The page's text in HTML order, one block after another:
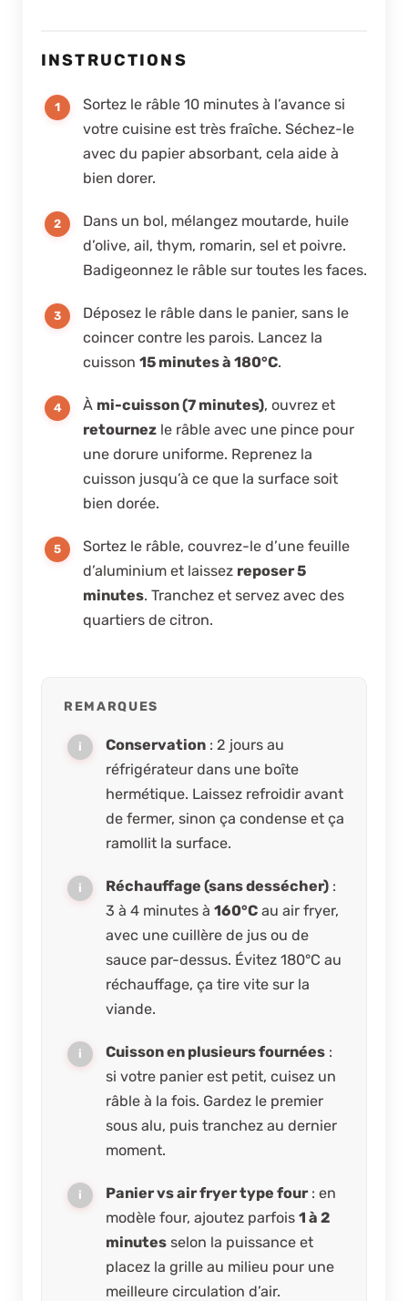
INSTRUCTIONS
Sortez le râble 10 minutes à l’avance si
votre cuisine est très fraîche. Séchez-le
avec du papier absorbant, cela aide à
bien dorer.
Dans un bol, mélangez moutarde, huile
d’olive, ail, thym, romarin, sel et poivre.
Badigeonnez le râble sur toutes les faces.
Déposez le râble dans le panier, sans le
coincer contre les parois. Lancez la
cuisson 15 minutes à 180°C.
À mi-cuisson (7 minutes), ouvrez et
retournez le râble avec une pince pour
une dorure uniforme. Reprenez la
cuisson jusqu’à ce que la surface soit
bien dorée.
Sortez le râble, couvrez-le d’une feuille
d’aluminium et laissez reposer 5
minutes. Tranchez et servez avec des
quartiers de citron.
REMARQUES
Conservation : 2 jours au
réfrigérateur dans une boîte
hermétique. Laissez refroidir avant
de fermer, sinon ça condense et ça
ramollit la surface.
Réchauffage (sans dessécher) :
3 à 4 minutes à 160°C au air fryer,
avec une cuillère de jus ou de
sauce par-dessus. Évitez 180°C au
réchauffage, ça tire vite sur la
viande.
Cuisson en plusieurs fournées :
si votre panier est petit, cuisez un
râble à la fois. Gardez le premier
sous alu, puis tranchez au dernier
moment.
Panier vs air fryer type four: en
modèle four, ajoutez parfois 1 à 2
minutes selon la puissance et
placez la grille au milieu pour une
meilleure circulation d’air.